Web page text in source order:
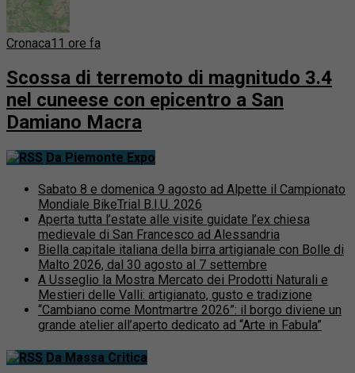
Cronaca11 ore fa
Scossa di terremoto di magnitudo 3.4
nel cuneese con epicentro a San
Damiano Macra
Da Piemonte Expo
Sabato 8 e domenica 9 agosto ad Alpette il Campionato
Mondiale BikeTrial B.I.U. 2026
Aperta tutta l’estate alle visite guidate l’ex chiesa
medievale di San Francesco ad Alessandria
Biella capitale italiana della birra artigianale con Bolle di
Malto 2026, dal 30 agosto al 7 settembre
A Usseglio la Mostra Mercato dei Prodotti Naturali e
Mestieri delle Valli: artigianato, gusto e tradizione
“Cambiano come Montmartre 2026”: il borgo diviene un
grande atelier all’aperto dedicato ad “Arte in Fabula”
Da Massa Critica